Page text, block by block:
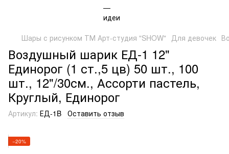
Шары с рисунком ТМ Арт-студия "SHOW" Для девочек
Воздушный шарик ЕД-1 12"
Единорог (1 ст.,5 цв) 50 шт., 100
шт., 12"/30см., Ассорти пастель,
Круглый, Единорог
Артикул: ЕД-1B Оставить отзыв
−20%